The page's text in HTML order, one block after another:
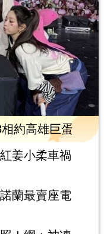
約高雄巨蛋
姜小柔車禍
蘭最賣座電